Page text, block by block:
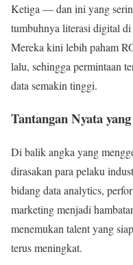
Ketiga — dan ini yang
tumbuhnya literasi digital
Mereka kini lebih paham
lalu, sehingga permintaan
data semakin tinggi.
Tantangan Nyata
Di balik angka yang
dirasakan para pelaku
bidang data analytics,
marketing menjadi
menemukan talent yang
terus meningkat.